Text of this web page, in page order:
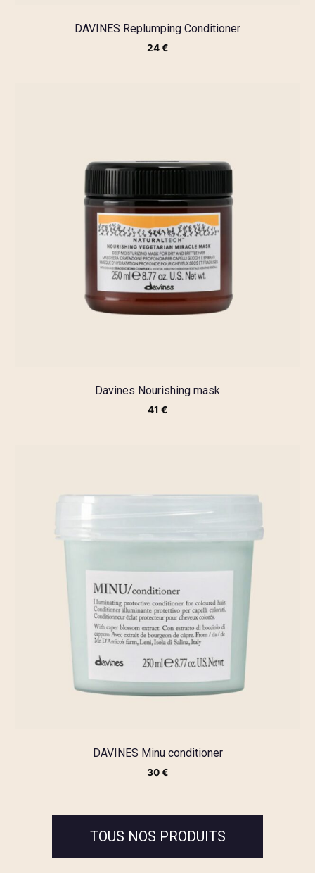
DAVINES Replumping Conditioner
24€
Davines Nourishing mask
41 €
DAVINES Minu conditioner
30€
TOUS NOS PRODUITS